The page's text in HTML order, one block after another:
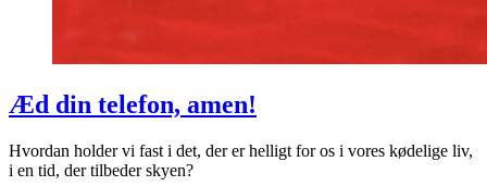
Æd din telefon, amen!
Hvordan holder vi fast i det, der er helligt for os i vores kødelige liv,
i en tid, der tilbeder skyen?